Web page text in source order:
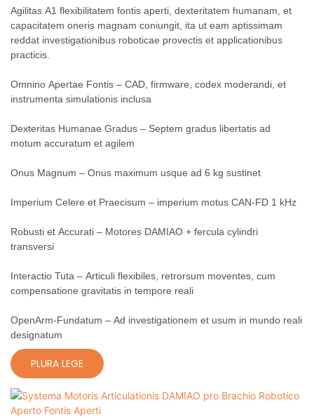
Agilitas A1 flexibilitatem fontis aperti, dexteritatem humanam, et
capacitatem oneris magnam coniungit, ita ut eam aptissimam
reddat investigationibus roboticae provectis et applicationibus
practicis.
Omnino Apertae Fontis – CAD, firmware, codex moderandi, et
instrumenta simulationis inclusa
Dexteritas Humanae Gradus – Septem gradus libertatis ad
motum accuratum et agilem
Onus Magnum – Onus maximum usque ad 6 kg sustinet
Imperium Celere et Praecisum – imperium motus CAN-FD 1 kHz
Robusti et Accurati – Motores DAMIAO + fercula cylindri
transversi
Interactio Tuta – Articuli flexibiles, retrorsum moventes, cum
compensatione gravitatis in tempore reali
OpenArm-Fundatum – Ad investigationem et usum in mundo reali
designatum
PLURA LEGE